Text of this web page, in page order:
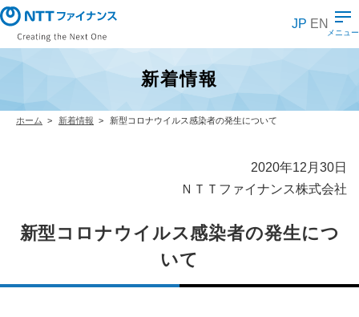
メ
イ
ス
JP EN
メニュー
新着情報
ホーム 新着情報 新型コロナウイルス感染者の発生について
2020年12月30日
ＮＴＴファイナンス株式会社
新型コロナウイルス感染者の発生につ
いて